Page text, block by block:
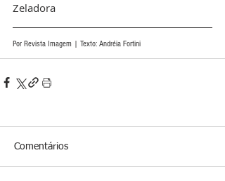
Zeladora
Por Revista Imagem | Texto: Andréia Fortini
Comentários